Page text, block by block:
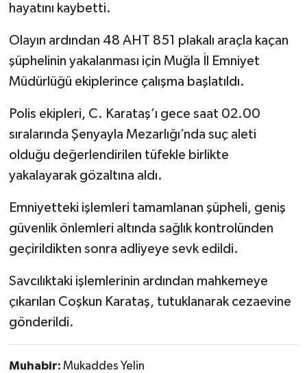
hayatını kaybetti.
Olayın ardından 48 AHT 851 plakalı araçla kaçan
şüphelinin yakalanması için Muğla İl Emniyet
Müdürlüğü ekiplerince çalışma başlatıldı.
Polis ekipleri, C. Karataş’ı gece saat 02.00
sıralarında Şenyayla Mezarlığı’nda suç aleti
olduğu değerlendirilen tüfekle birlikte
yakalayarak gözaltına aldı.
Emniyetteki işlemleri tamamlanan şüpheli, geniş
güvenlik önlemleri altında sağlık kontrolünden
geçirildikten sonra adliyeye sevk edildi.
Savcılıktaki işlemlerinin ardından mahkemeye
çıkarılan Coşkun Karataş, tutuklanarak cezaevine
gönderildi.
Muhabir: Mukaddes Yelin